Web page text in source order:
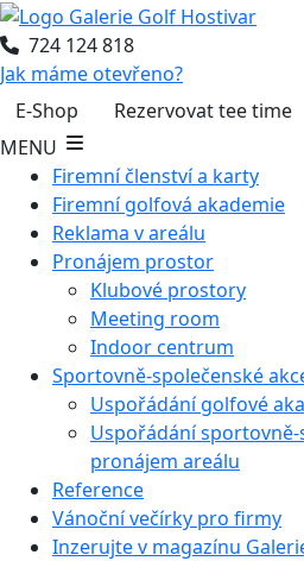
724 124 818
Jak máme otevřeno?
E-Shop
Rezervovat tee time
MENU
Firemní členství a karty
Firemní golfová akademie
Reklama v areálu
Pronájem prostor
Klubové prostory
Meeting room
Indoor centrum
Sportovně-společenské
Uspořádání golfové
Uspořádání sportovně-
pronájem areálu
Reference
Vánoční večírky pro firmy
Inzerujte v magazínu